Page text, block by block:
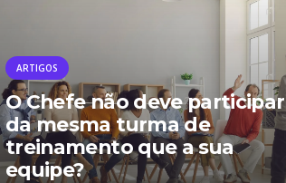
ARTIGOS
O Chefe não deve participar
da mesma turma de
treinamento que a sua
equipe?